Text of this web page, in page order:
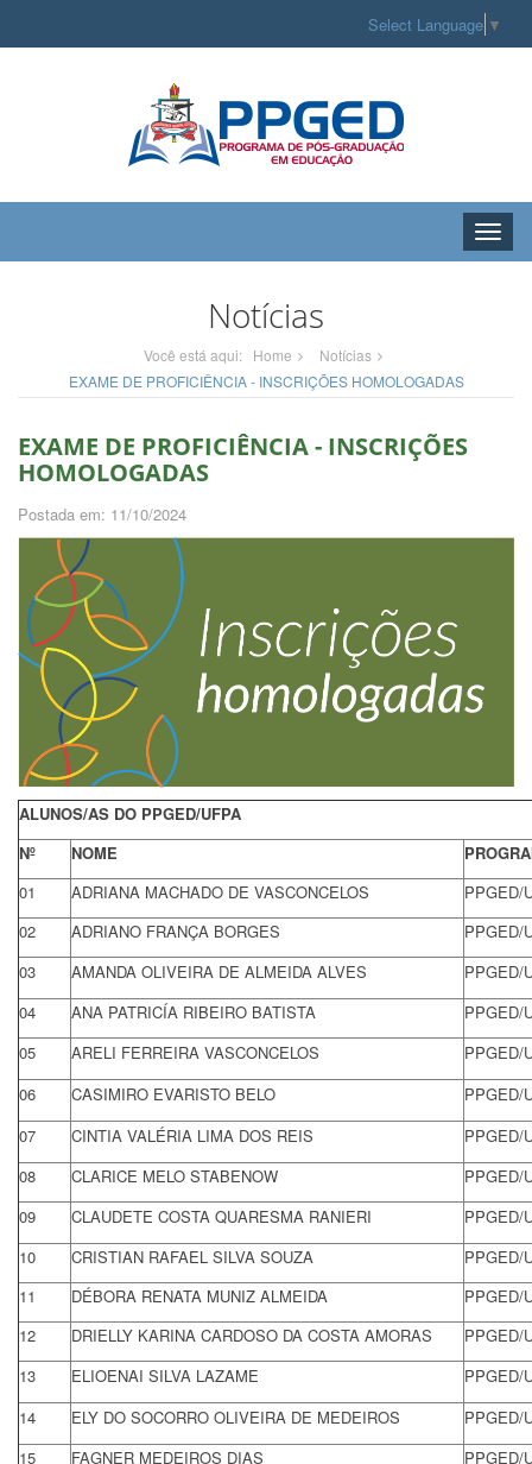
Select Language ▼
Toggle
Notícias
Você está aqui: Home
Notícias
EXAME DE PROFICIÊNCIA - INSCRIÇÕES HOMOLOGADAS
EXAME DE PROFICIÊNCIA - INSCRIÇÕES
HOMOLOGADAS
Postada em: 11/10/2024
ALUNOS/AS DO PPGED/UFPA
Nº
NOME
01
ADRIANA MACHADO DE VASCONCELOS
PPGED/
02
ADRIANO FRANÇA BORGES
PPGED/
03
AMANDA OLIVEIRA DE ALMEIDA ALVES
PPGED/
04
ANA PATRICÍA RIBEIRO BATISTA
PPGED/
05
ARELI FERREIRA VASCONCELOS
PPGED/
06
CASIMIRO EVARISTO BELO
PPGED/
07
CINTIA VALÉRIA LIMA DOS REIS
PPGED/
08
CLARICE MELO STABENOW
PPGED/
09
CLAUDETE COSTA QUARESMA RANIERI
PPGED/
10
CRISTIAN RAFAEL SILVA SOUZA
PPGED/
11
DÉBORA RENATA MUNIZ ALMEIDA
PPGED/
12
DRIELLY KARINA CARDOSO DA COSTA AMORAS
PPGED/
13
ELIOENAI SILVA LAZAME
PPGED/
14
ELY DO SOCORRO OLIVEIRA DE MEDEIROS
PPGED/
15
FAGNER MEDEIROS DIAS
PPGED/